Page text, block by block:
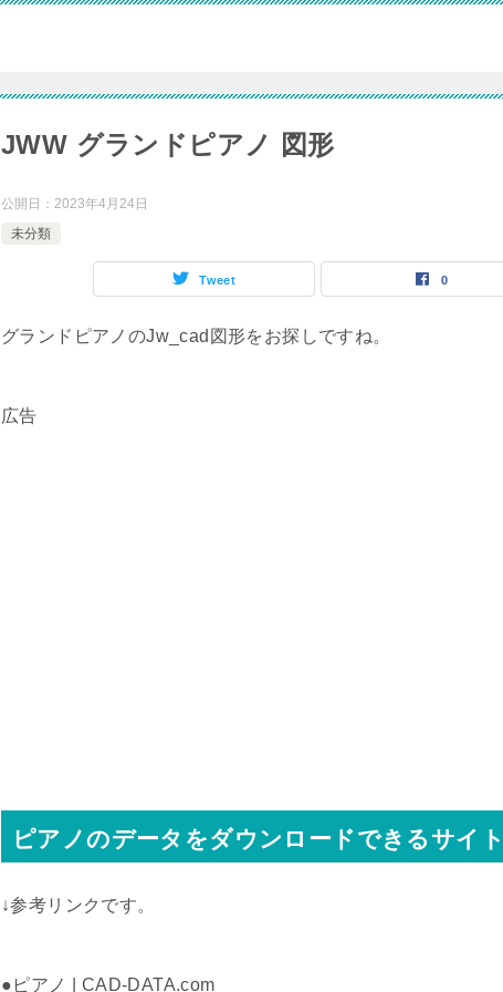
JWW グランドピアノ 図形
公開日： 2023年4月24日
未分類
Tweet 0
グランドピアノのJw_cad図形をお探しですね。
広告
ピアノのデータをダウンロードできるサイ
↓参考リンクです。
●ピアノ | CAD-DATA.com